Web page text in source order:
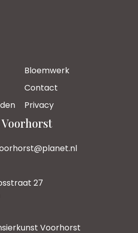
Bloemwerk
Contact
Privacy
27
Voorhorst